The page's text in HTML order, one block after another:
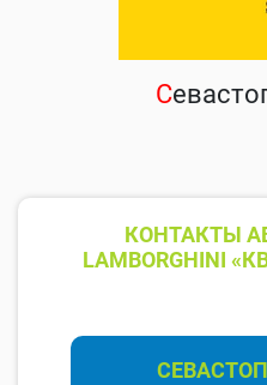
С
КОНТАКТЫ
LAMBORGHINI